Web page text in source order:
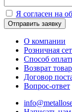
Я согласен на
Отправить заявку
О компании
Розничная
Способ
Возврат
Договор
Вопрос-ответ